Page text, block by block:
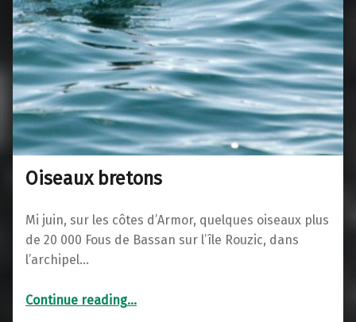
Oiseaux bretons
Mi juin, sur les côtes d’Armor, quelques oiseaux plus
de 20 000 Fous de Bassan sur l’île Rouzic, dans
l’archipel…
Continue reading…